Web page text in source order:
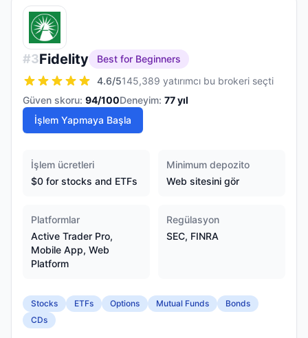
#3Fidelity
Best for Beginners
4.6/5145,389 yatırımcı bu brokeri seçti
Güven skoru: 94/100Deneyim: 77yıl
İşlem Yapmaya Başla
İşlem ücretleri
$0 for stocks and ETFs
Minimum depozito
Web sitesini gör
Platformlar
Active Trader Pro,
Mobile App, Web
Platform
Regülasyon
SEC, FINRA
Stocks ETFs Options Mutual Funds
Bonds
CDs